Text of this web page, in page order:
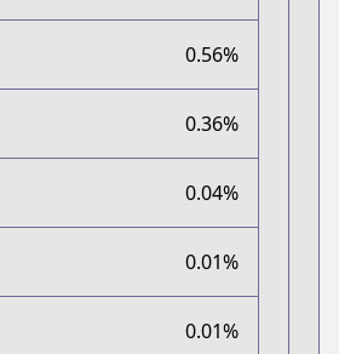
0.56%
0.36%
0.04%
0.01%
0.01%